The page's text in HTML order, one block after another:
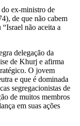
ex-ministro de
de que não cabem
não aceita a
delegação da
de Khurj e afirma
O jovem
e que é dominada
segregacionistas de
de muitos membros
em suas ações